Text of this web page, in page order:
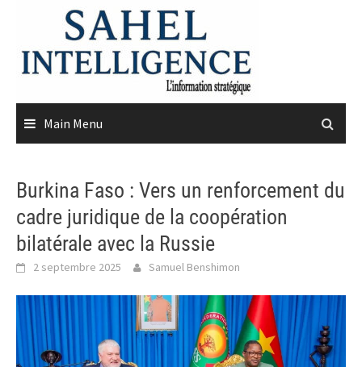
content
Main Menu
Burkina Faso : Vers un renforcement du
cadre juridique de la coopération
bilatérale avec la Russie
2 septembre 2025 Samuel Benshimon